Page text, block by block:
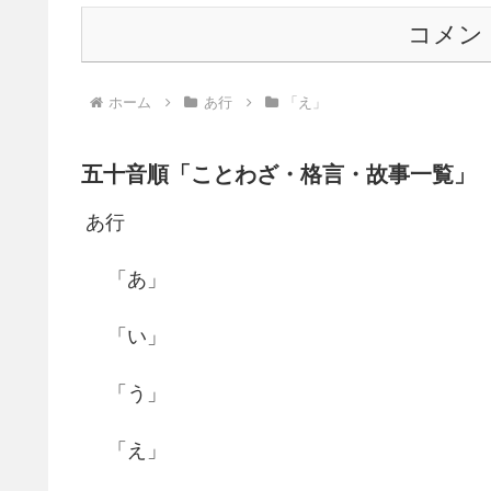
コメン
ホーム あ行 「え」
五十音順「ことわざ・格言・故事一覧」
あ行
「あ」
「い」
「う」
「え」